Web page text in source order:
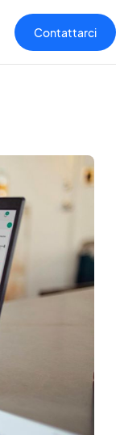
Contattarci